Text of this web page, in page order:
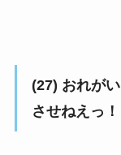
(27) おれが
させねえっ！